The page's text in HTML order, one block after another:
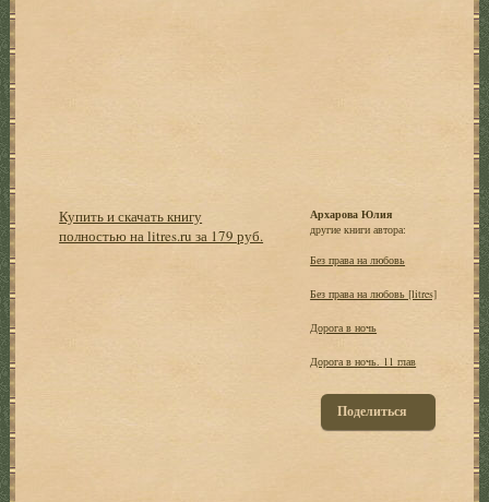
Купить и скачать книгу
полностью на litres.ru за 179 руб.
Архарова Юлия
другие книги автора:
Без права на любовь
Без права на любовь [litres]
Дорога в ночь
Дорога в ночь. 11 глав
Поделиться